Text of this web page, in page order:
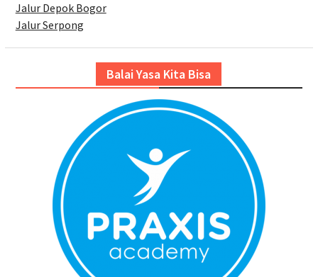
Jalur Depok Bogor
Jalur Serpong
Balai Yasa Kita Bisa